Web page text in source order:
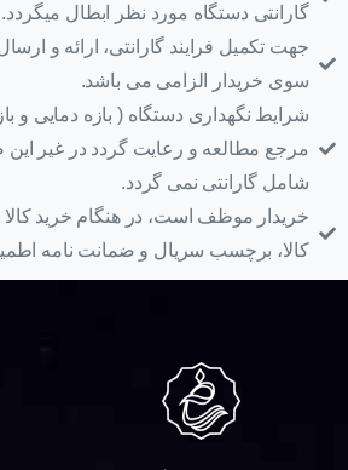
گارانتی دستگاه مورد نظر ابطال میگردد.
سوی خریدار الزامی می باشد.
شرایط نگهداری دستگاه ( بازه دمایی و
مرجع مطالعه و رعایت گردد در غیر
شامل گارانتی نمی گردد.
خریدار موظف است، در هنگام خرید کالا
کالا، برچسب سریال و ضمانت نامه